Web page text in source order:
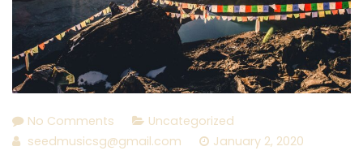
No Comments
Uncategorized
seedmusicsg@gmail.com
January 2, 2020